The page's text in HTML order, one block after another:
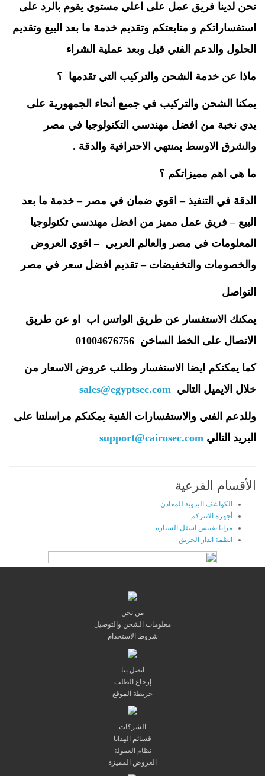
نحن لدينا فريق عمل على اعلي مستوي يقوم بالرد على
استفساراتكم و متابعتكم وتقديم خدمة ما بعد البيع وتقديم
الحلول والدعم الفني قبل وبعد عملية الشراء
ماذا عن خدمة الشحن والتركيب التي تقدمها ؟
يمكنا الشحن والتركيب في جميع أنحاء الجمهورية على
يدي نخبة من افضل مهندسي التكنولوجيا في مصر
والشرق الاوسط بمنتهي الاحترافية والدقة .
ما هي اهم مميزاتكم ؟
الدقة في التنفيذ – اقوي ضمان في مصر – خدمة ما بعد
البيع – فريق عمل مميز من افضل مهندسي تكنولوجيا
المعلومات في مصر والعالم العربي – اقوي العروض
والخصومات والتخفيضات – تقديم افضل سعر في مصر
التواصل
يمكنك الاستفسار عن طريق الواتس اب او عن طريق
الاتصال على الخط الساخن 01004676756
كما يمكنكم ايضا الاستفسار وطلب عروض الاسعار من
خلال الايميل التالي sales@egyptsec.com
وللدعم الفني والاستفسارات الفنية يمكنكم مراسلتنا على
البريد التالي support@cairosec.com
الأقسام الفرعية
الكواشف اليدوية للمعادن
أجهزة الانتركم
مرايا تفتيش اسفل السيارة
انظمة انذار الحريق
من نحن
معلومات الشحن والتوصيل
شروط الاستخدام
اتصل بنا
إرجاع الطلب
خريطة الموقع
الشركات
قسائم الهدايا
نظام العمولة
العروض المميزة